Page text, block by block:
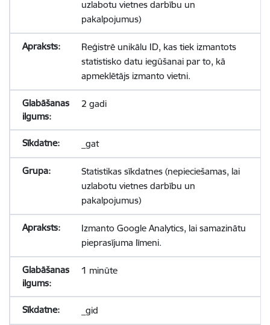
uzlabotu vietnes darbību un
pakalpojumus)
Reģistrē unikālu ID, kas tiek izmantots
statistisko datu iegūšanai par to, kā
apmeklētājs izmanto vietni.
2 gadi
_gat
Statistikas sīkdatnes (nepieciešamas, lai
uzlabotu vietnes darbību un
pakalpojumus)
Izmanto Google Analytics, lai samazinātu
pieprasījuma līmeni.
1 minūte
_gid